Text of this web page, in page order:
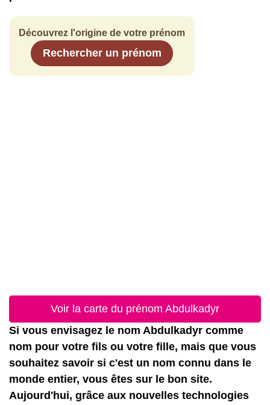
Découvrez l'origine de votre prénom
Rechercher un prénom
Voir la carte du prénom Abdulkadyr
Si vous envisagez le nom Abdulkadyr comme
nom pour votre fils ou votre fille, mais que vous
souhaitez savoir si c'est un nom connu dans le
monde entier, vous êtes sur le bon site.
Aujourd'hui, grâce aux nouvelles technologies